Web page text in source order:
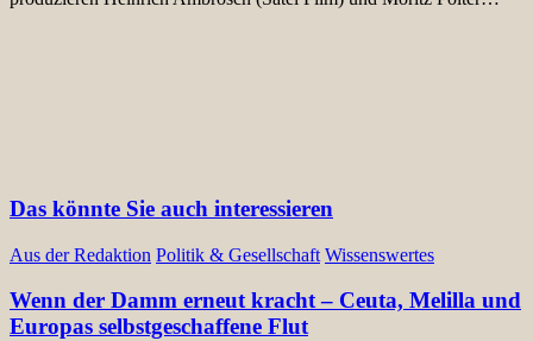
Das könnte Sie auch interessieren
Aus der Redaktion Politik & Gesellschaft Wissenswertes
Wenn der Damm erneut kracht – Ceuta, Melilla und
Europas selbstgeschaffene Flut